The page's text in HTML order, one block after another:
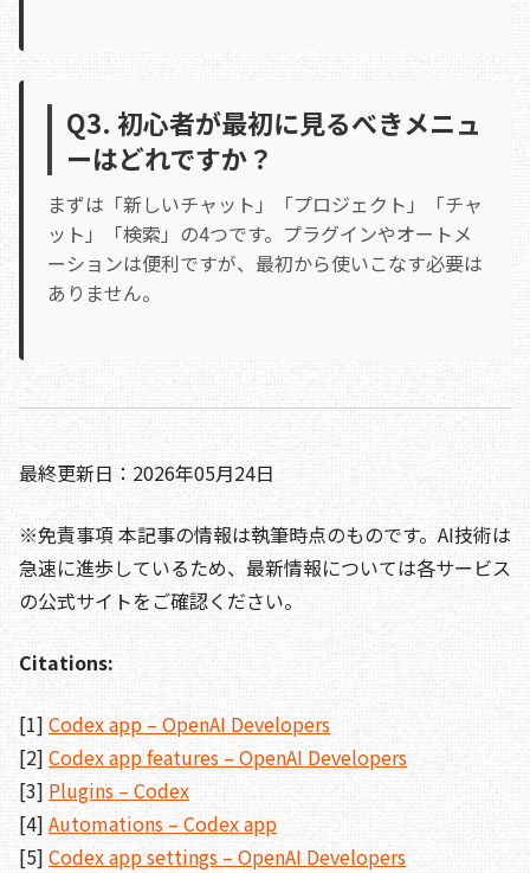
Q3. 初心者が最初に見るべきメニュ
ーはどれですか？
まずは「新しいチャット」「プロジェクト」「チャ
ット」「検索」の4つです。プラグインやオートメ
ーションは便利ですが、最初から使いこなす必要は
ありません。
最終更新日：2026年05月24日
※免責事項 本記事の情報は執筆時点のものです。AI技術は
急速に進歩しているため、最新情報については各サービス
の公式サイトをご確認ください。
Citations:
[1] Codex app – OpenAI Developers
[2] Codex app features – OpenAI Developers
[3] Plugins – Codex
[4] Automations – Codex app
[5] Codex app settings – OpenAI Developers